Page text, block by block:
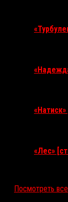
«Лес»
Посмотреть все